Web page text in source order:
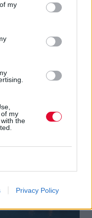
my
my
the
Privacy Policy
αναγνώριση για
Resort στην
στη σκηνή του